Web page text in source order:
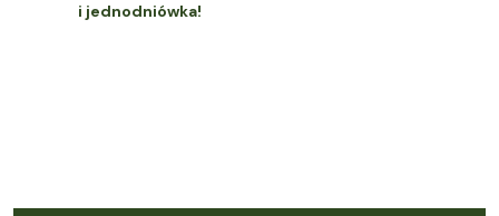
i jednodniówka!